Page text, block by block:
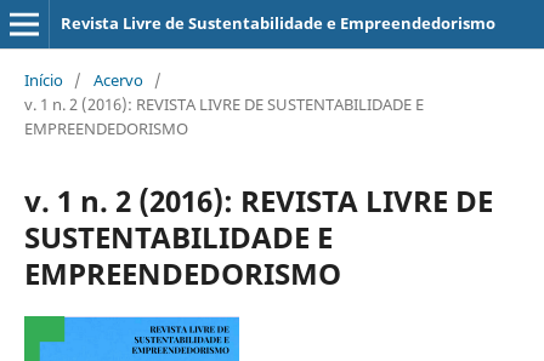
Revista Livre de Sustentabilidade e Empreendedorismo
Início / Acervo /
v. 1 n. 2 (2016): REVISTA LIVRE DE SUSTENTABILIDADE E
EMPREENDEDORISMO
v. 1 n. 2 (2016): REVISTA LIVRE DE
SUSTENTABILIDADE E
EMPREENDEDORISMO